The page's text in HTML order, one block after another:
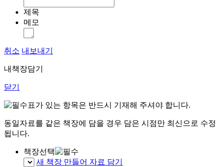
제목
메모
취소 내보내기
내책장담기
닫기
표가 있는 항목은 반드시 기재해 주셔야 합니다.
동일자료를 같은 책장에 담을 경우 담은 시점만 최신으로 수정
됩니다.
책장선택
새 책장 만들어 자료 담기